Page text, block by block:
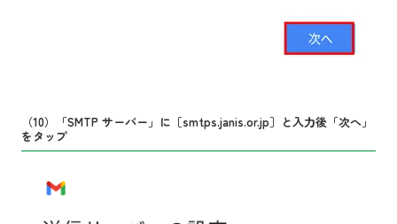
（10）「SMTP サーバー」に［smtps.janis.or.jp］と入力後「次へ」
をタップ